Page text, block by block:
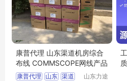
康普代理 山东渠道机房综合
布线 COMMSCOPE网线产品
康普代理 山东 渠道
山东力途